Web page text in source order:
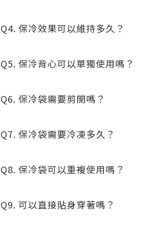
Q4. 保冷效果可以維持多久？
Q5. 保冷背心可以單獨使用嗎？
Q6. 保冷袋需要剪開嗎？
Q7. 保冷袋需要冷凍多久？
Q8. 保冷袋可以重複使用嗎？
Q9. 可以直接貼身穿著嗎？